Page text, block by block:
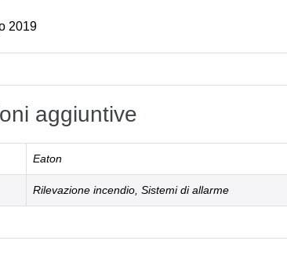
2019
aggiuntive
Eaton
Rilevazione incendio, Sistemi di allarme